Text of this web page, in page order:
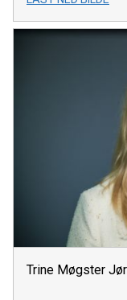
Trine Møgster